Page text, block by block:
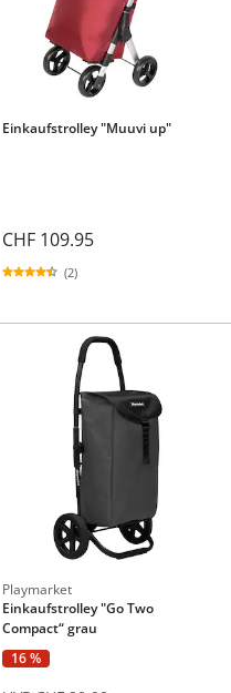
Einkaufstrolley "Muuvi up"
CHF 109.95
(2)
Playmarket
Einkaufstrolley "Go Two
Compact“ grau
16 %